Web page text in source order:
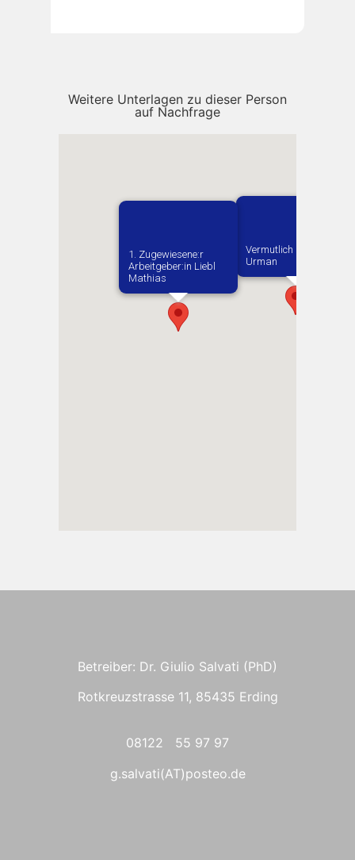
Weitere Unterlagen zu dieser Person
auf Nachfrage
Vermutlich geboren in
Urman
1. Zugewiesene:r
Arbeitgeber:in​ Liebl
Mathias
Betreiber: Dr. Giulio Salvati (PhD)
Rotkreuzstrasse 11, 85435 Erding
08122 55 97 97
g.salvati(AT)posteo.de